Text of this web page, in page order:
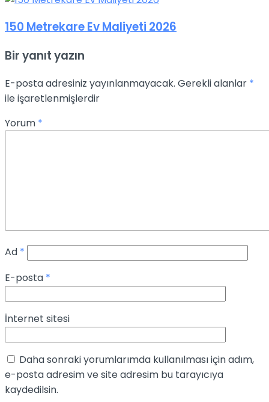
150 Metrekare Ev Maliyeti 2026
Bir yanıt yazın
E-posta adresiniz yayınlanmayacak. Gerekli alanlar *
ile işaretlenmişlerdir
Yorum *
Ad *
E-posta *
İnternet sitesi
Daha sonraki yorumlarımda kullanılması için adım,
e-posta adresim ve site adresim bu tarayıcıya
kaydedilsin.